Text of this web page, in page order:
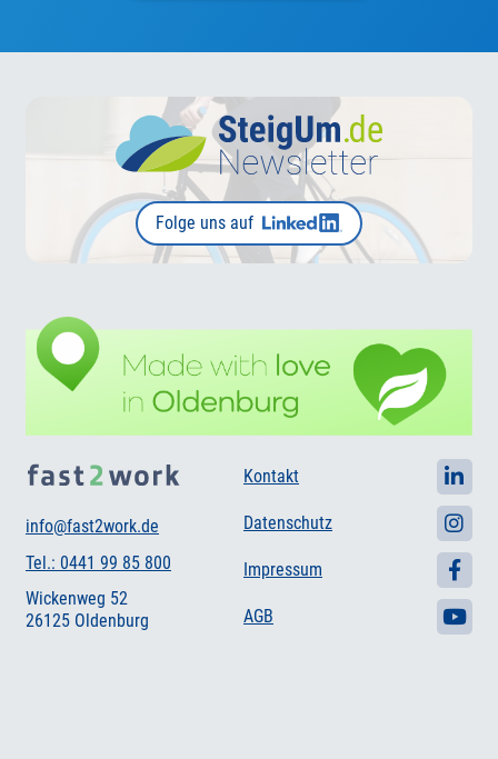
Folge uns auf
info@fast2work.de
Tel.: 0441 99 85 800
Wickenweg 52
26125 Oldenburg
Kontakt
Datenschutz
Impressum
AGB